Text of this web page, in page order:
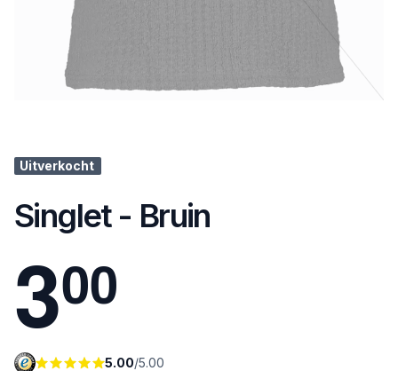
Uitverkocht
Singlet - Bruin
300
5.00/5.00